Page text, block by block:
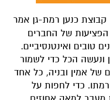
קבוצת כנען רמת-גן אמר
של החברים
טובים ואינטנסיביים.
ונעשה הכל כדי לשמור
של אמין ובניה, כל אחד
כדי לחפות על